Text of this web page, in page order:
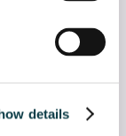
details